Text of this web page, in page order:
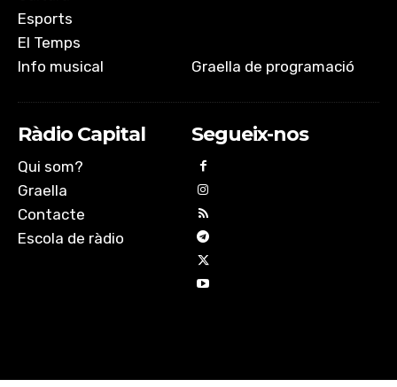
Esports
El Temps
Info musical
Graella de programació
Ràdio Capital
Qui som?
Graella
Contacte
Escola de ràdio
Segueix-nos